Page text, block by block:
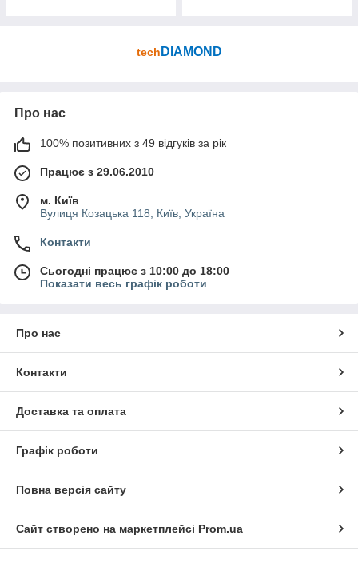
tech DIAMOND
Про нас
100% позитивних з 49 відгуків за рік
Працює з 29.06.2010
м. Київ
Вулиця Козацька 118, Київ, Україна
Контакти
Сьогодні працює з 10:00 до 18:00
Показати весь графік роботи
Про нас
Контакти
Доставка та оплата
Графік роботи
Повна версія сайту
Сайт створено на маркетплейсі Prom.ua